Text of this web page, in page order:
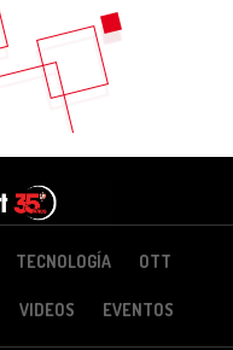
TECNOLOGÍA OTT
VIDEOS EVENTOS